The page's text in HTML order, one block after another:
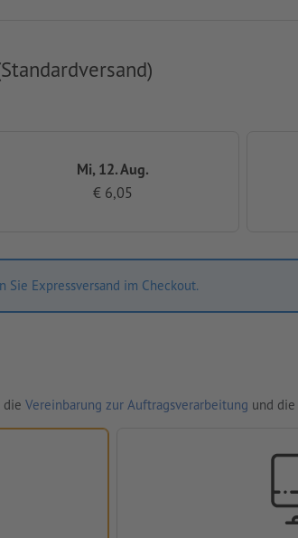
Mi, 12. Aug.
€ 6,05
Expressversand im Checkout.
die Vereinbarung zur Auftragsverarbeitung und die